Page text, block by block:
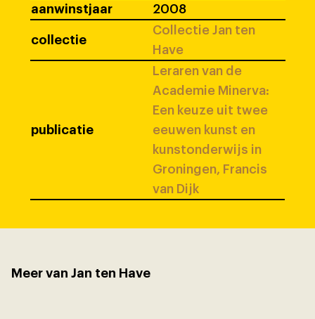
aanwinstjaar
2008
collectie
Collectie Jan ten
Have
publicatie
Leraren van de
Academie Minerva:
Een keuze uit twee
eeuwen kunst en
kunstonderwijs in
Groningen, Francis
van Dijk
Meer van Jan ten Have